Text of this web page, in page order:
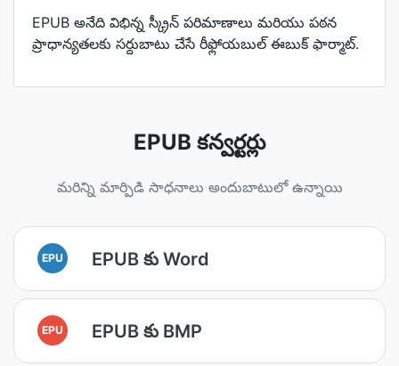
EPUB అనేది విభిన్న స్క్రీన్ పరిమాణాలు మరియు పఠన
ప్రాధాన్యతలకు సర్దుబాటు చేసే రీఫ్లోయబుల్ ఈబుక్ ఫార్మాట్.
EPUB కన్వర్టర్లు
మరిన్ని మార్పిడి సాధనాలు అందుబాటులో ఉన్నాయి
EPU EPUB కు Word
EPU EPUB కు BMP